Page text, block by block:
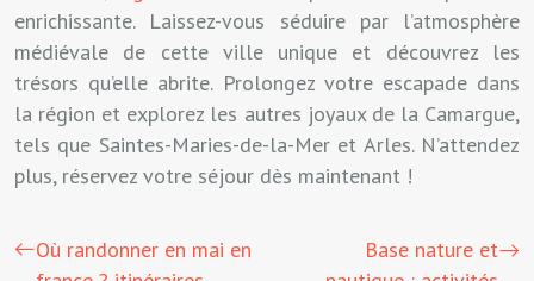
enrichissante. Laissez-vous séduire par l’atmosphère
médiévale de cette ville unique et découvrez les
trésors qu’elle abrite. Prolongez votre escapade dans
la région et explorez les autres joyaux de la Camargue,
tels que Saintes-Maries-de-la-Mer et Arles. N’attendez
plus, réservez votre séjour dès maintenant !
Où randonner en mai en
Base nature et